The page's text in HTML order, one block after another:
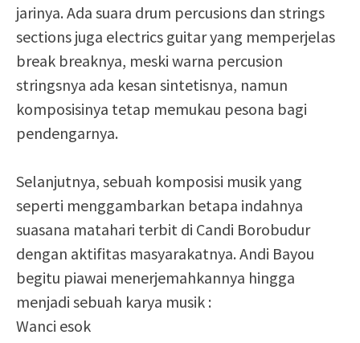
jarinya. Ada suara drum percusions dan strings
sections juga electrics guitar yang memperjelas
break breaknya, meski warna percusion
stringsnya ada kesan sintetisnya, namun
komposisinya tetap memukau pesona bagi
pendengarnya.
Selanjutnya, sebuah komposisi musik yang
seperti menggambarkan betapa indahnya
suasana matahari terbit di Candi Borobudur
dengan aktifitas masyarakatnya. Andi Bayou
begitu piawai menerjemahkannya hingga
menjadi sebuah karya musik :
Wanci esok